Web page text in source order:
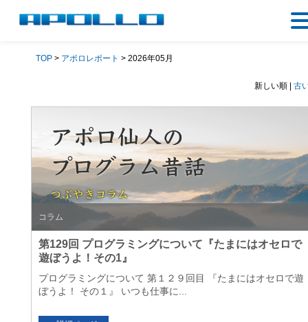
TOP > アポロレポート > 2026年05月
新しい順 | 古
コラム
第129回 プログラミングについて『たまにはオセロで
遊ぼうよ！その1』
プログラミングについて 第１２９回目 『たまにはオセロで遊
ぼうよ！ その１』 いつも仕事に...